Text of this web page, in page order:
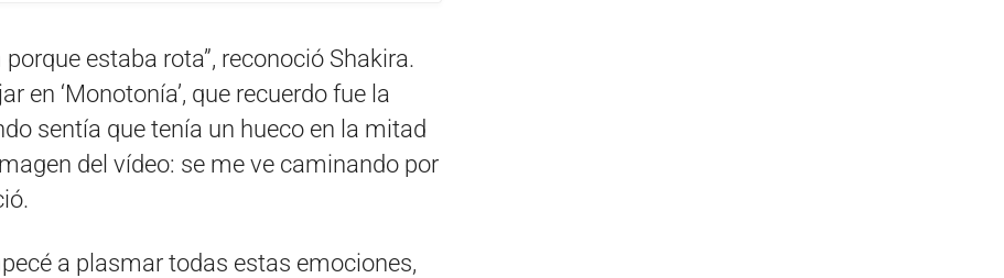
estaba rota”, reconoció Shakira.
en ‘Monotonía’, que recuerdo fue la
sentía que tenía un hueco en la mitad
del vídeo: se me ve caminando por
a plasmar todas estas emociones,